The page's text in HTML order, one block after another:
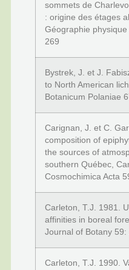
sommets de
: origine des étages
Géographie
269
Bystrek, J. et J.
to North American
Botanicum Polaniae
Carignan, J. et C.
composition of
the sources of
southern Québec,
Cosmochimica Acta
Carleton, T.J. 1981.
affinities in boreal
Journal of Botany 59:
Carleton, T.J. 1990.